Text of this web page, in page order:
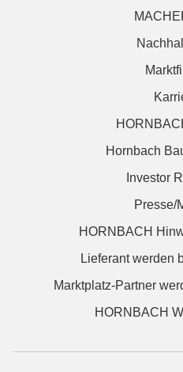
Hornbach
Investor
Presse/
HORNBACH
Lieferant werden
Marktplatz-Partner
HORNBACH